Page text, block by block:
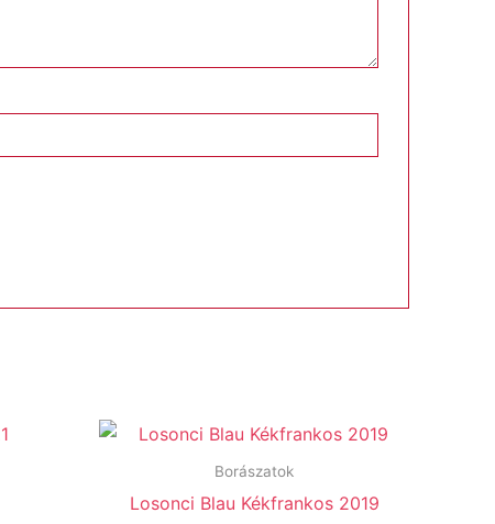
Borászatok
Losonci Blau Kékfrankos 2019